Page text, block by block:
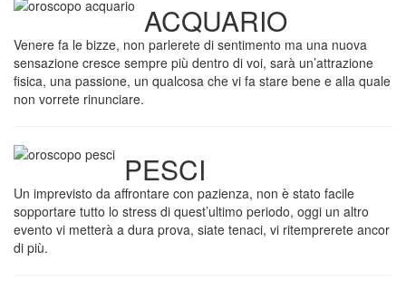
ACQUARIO
Venere fa le bizze, non parlerete di sentimento ma una nuova
sensazione cresce sempre più dentro di voi, sarà un’attrazione
fisica, una passione, un qualcosa che vi fa stare bene e alla quale
non vorrete rinunciare.
PESCI
Un imprevisto da affrontare con pazienza, non è stato facile
sopportare tutto lo stress di quest’ultimo periodo, oggi un altro
evento vi metterà a dura prova, siate tenaci, vi ritemprerete ancor
di più.